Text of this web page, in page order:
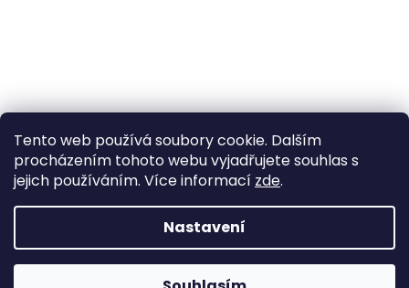
Tento web používá soubory cookie. Dalším
procházením tohoto webu vyjadřujete souhlas s
jejich používáním. Více informací zde.
Nastavení
Copyright 2026Boty-boticky.cz. Všechna práva